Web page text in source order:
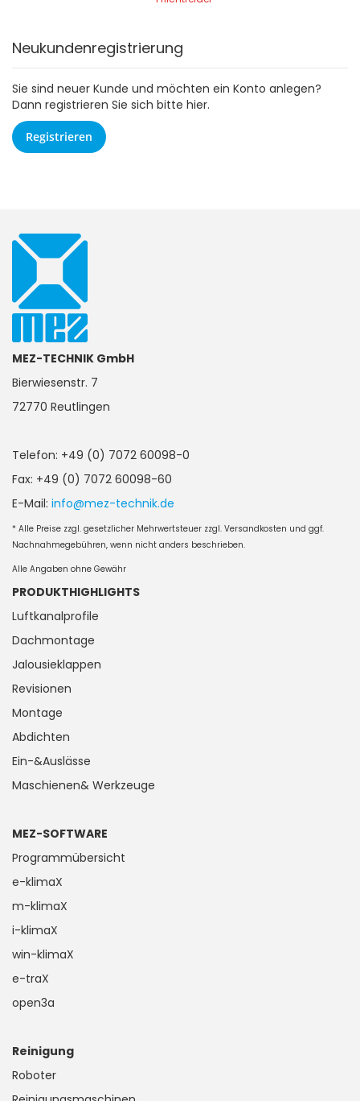
Neukundenregistrierung
Sie sind neuer Kunde und möchten ein Konto anlegen?
Dann registrieren Sie sich bitte hier.
Registrieren
MEZ-TECHNIK GmbH
Bierwiesenstr. 7
72770 Reutlingen
Telefon: +49 (0) 7072 60098-0
Fax: +49 (0) 7072 60098-60
E-Mail: info@mez-technik.de
* Alle Preise zzgl. gesetzlicher Mehrwertsteuer zzgl. Versandkosten und ggf.
Nachnahmegebühren, wenn nicht anders beschrieben.
Alle Angaben ohne Gewähr
PRODUKTHIGHLIGHTS
Luftkanalprofile
Dachmontage
Jalousieklappen
Revisionen
Montage
Abdichten
Ein-&Auslässe
Maschienen& Werkzeuge
MEZ-SOFTWARE
Programmübersicht
e-klimaX
m-klimaX
i-klimaX
win-klimaX
e-traX
open3a
Reinigung
Roboter